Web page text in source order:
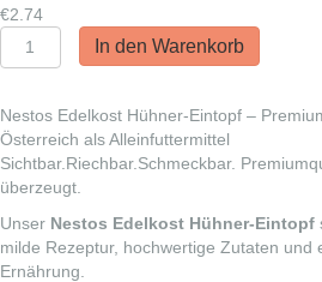
€2.74
Nestos
Edelkost
Eintopf
Menge
In den Warenkorb
Nestos Edelkost Hühner-Eintopf –
Österreich als Alleinfuttermittel
Sichtbar.Riechbar.Schmeckbar.
überzeugt.
Unser Nestos Edelkost Hühner-Eintopf
milde Rezeptur, hochwertige Zutaten und
Ernährung.